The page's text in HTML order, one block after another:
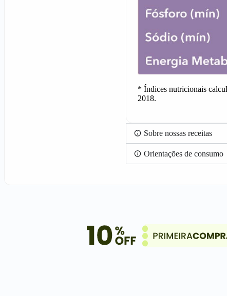
* Índices nutricionais
2018.
Sobre nossas receitas
Orientações de consumo